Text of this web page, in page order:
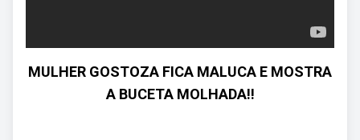
MULHER GOSTOZA FICA MALUCA E MOSTRA
A BUCETA MOLHADA!!